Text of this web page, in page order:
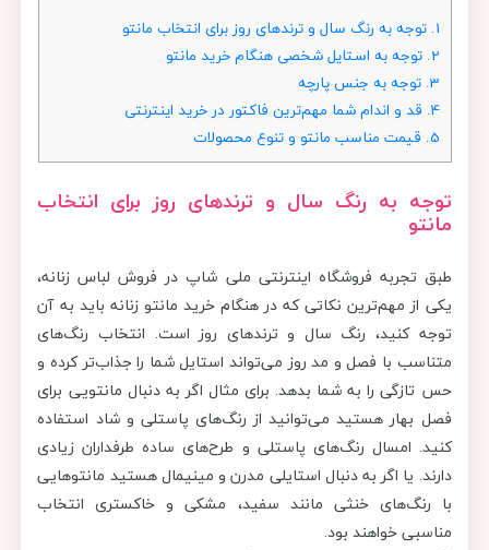
1. توجه به رنگ سال و ترندهای روز برای انتخاب مانتو
2. توجه به استایل شخصی هنگام خرید مانتو
3. توجه به جنس پارچه
4. قد و اندام شما مهم‌ترین فاکتور در خرید اینترنتی
5. قیمت مناسب مانتو و تنوع محصولات
توجه به رنگ سال و ترندهای روز برای انتخاب
مانتو
طبق تجربه فروشگاه اینترنتی ملی شاپ در فروش لباس زنانه،
یکی از مهم‌ترین نکاتی که در هنگام خرید مانتو زنانه باید به آن
توجه کنید، رنگ سال و ترندهای روز است. انتخاب رنگ‌های
متناسب با فصل و مد روز می‌تواند استایل شما را جذاب‌تر کرده و
حس تازگی را به شما بدهد. برای مثال اگر به دنبال مانتویی برای
فصل بهار هستید می‌توانید از رنگ‌های پاستلی و شاد استفاده
کنید. امسال رنگ‌های پاستلی و طرح‌های ساده طرفداران زیادی
دارند. یا اگر به دنبال استایلی مدرن و مینیمال هستید مانتوهایی
با رنگ‌های خنثی مانند سفید، مشکی و خاکستری انتخاب
مناسبی خواهند بود.